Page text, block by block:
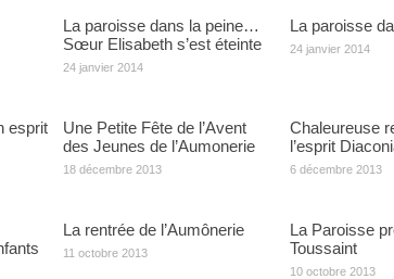
La paroisse dans la peine…
Sœur Elisabeth s’est éteinte
24 janvier 2014
La paroisse
24 janvier 2014
esprit
Une Petite Fête de l’Avent
des Jeunes de l’Aumonerie
18 décembre 2013
Chaleureuse
l’esprit
6 décembre 2013
La rentrée de l’Aumônerie
11 octobre 2013
La Paroisse
Toussaint
10 octobre 2013